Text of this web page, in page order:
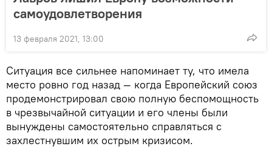
самоудовлетворения
13 февраля 2021, 13:00
Ситуация все сильнее напоминает ту, что имела
место ровно год назад — когда Европейский союз
продемонстрировал свою полную беспомощность
в чрезвычайной ситуации и его члены были
вынуждены самостоятельно справляться с
захлестнувшим их острым кризисом.